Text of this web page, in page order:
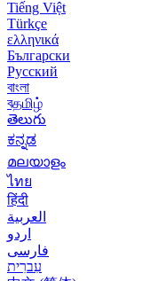
Tiếng Việt
Türkçe
ελληνικά
Български
Русский
বাংলা
বதமிழ்
తెలుగు
ಕನ್ನಡ
മലയാളം
ไทย
हिंदी
العربية
اردو
فارسی
עִברִית